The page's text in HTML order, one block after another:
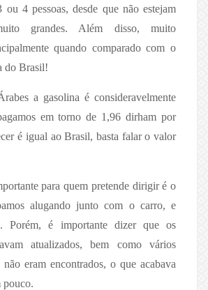
ou 4 pessoas, desde que não estejam
grandes. Além disso, muito
quando comparado com o
do Brasil!
a gasolina é consideravelmente
em torno de 1,96 dirham por
é igual ao Brasil, basta falar o valor
para quem pretende dirigir é o
alugando junto com o carro, e
Porém, é importante dizer que os
atualizados, bem como vários
eram encontrados, o que acabava
pouco.